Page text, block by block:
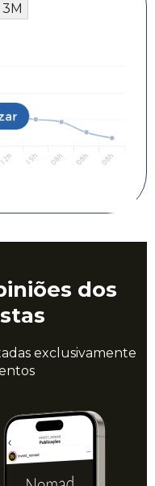
3M
dos
exclusivamente